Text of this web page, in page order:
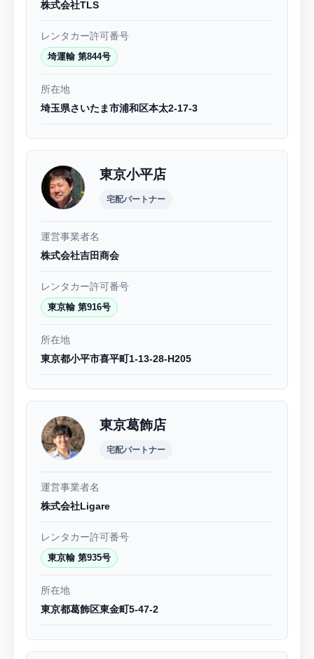
株式会社TLS
レンタカー許可番号
埼運輸 第844号
所在地
埼玉県さいたま市浦和区本太2-17-3
東京小平店
宅配パートナー
運営事業者名
株式会社吉田商会
レンタカー許可番号
東京輸 第916号
所在地
東京都小平市喜平町1-13-28-H205
東京葛飾店
宅配パートナー
運営事業者名
株式会社Ligare
レンタカー許可番号
東京輸 第935号
所在地
東京都葛飾区東金町5-47-2